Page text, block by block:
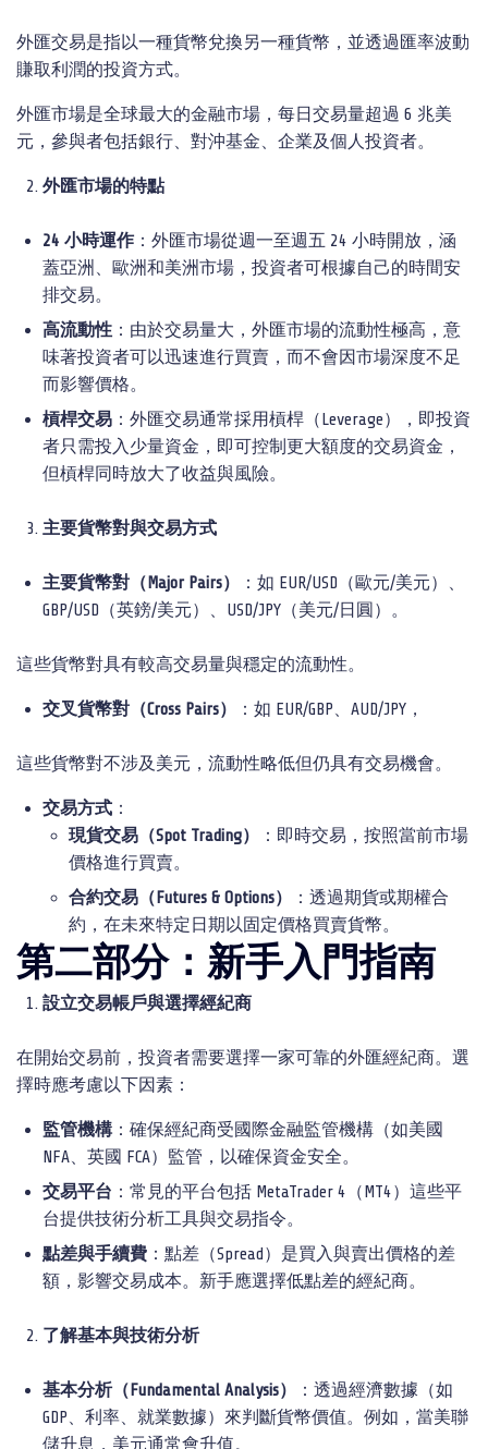
外匯交易是指以一種貨幣兌換另一種貨幣，並透過匯率波動
賺取利潤的投資方式。
外匯市場是全球最大的金融市場，每日交易量超過 6 兆美
元，參與者包括銀行、對沖基金、企業及個人投資者。
外匯市場的特點
24 小時運作：外匯市場從週一至週五 24 小時開放，涵
蓋亞洲、歐洲和美洲市場，投資者可根據自己的時間安
排交易。
高流動性 ：由於交易量大，外匯市場的流動性極高，意
味著投資者可以迅速進行買賣，而不會因市場深度不足
而影響價格。
槓桿交易 ：外匯交易通常採用槓桿（Leverage），即投資
者只需投入少量資金，即可控制更大額度的交易資金，
但槓桿同時放大了收益與風險。
主要貨幣對與交易方式
主要貨幣對（ Major Pairs）
：如 EUR/USD（歐元/美元）、
GBP/USD（英鎊/美元）、USD/JPY（美元/日圓）。
這些貨幣對具有較高交易量與穩定的流動性。
交叉貨幣對（Cross Pairs） ：如 EUR/GBP、AUD/JPY，
這些貨幣對不涉及美元，流動性略低但仍具有交易機會。
交易方式 ：
現貨交易（Spot Trading）
：即時交易，按照當前市場
價格進行買賣。
合約交易（ Futures & Options）
：透過期貨或期權合
約，在未來特定日期以固定價格買賣貨幣。
第二部分：新手入門指南
設立交易帳戶與選擇經紀商
在開始交易前，投資者需要選擇一家可靠的外匯經紀商。選
擇時應考慮以下因素：
監管機構 ：確保經紀商受國際金融監管機構（如美國
NFA、英國 FCA）監管，以確保資金安全。
交易平台 ：常見的平台包括 MetaTrader 4（MT4）這些平
台提供技術分析工具與交易指令。
點差與手續費 ：點差（Spread）是買入與賣出價格的差
額，影響交易成本。新手應選擇低點差的經紀商。
了解基本與技術分析
基本分析（ Fundamental Analysis）
：透過經濟數據（如
GDP、利率、就業數據）來判斷貨幣價值。例如，當美聯